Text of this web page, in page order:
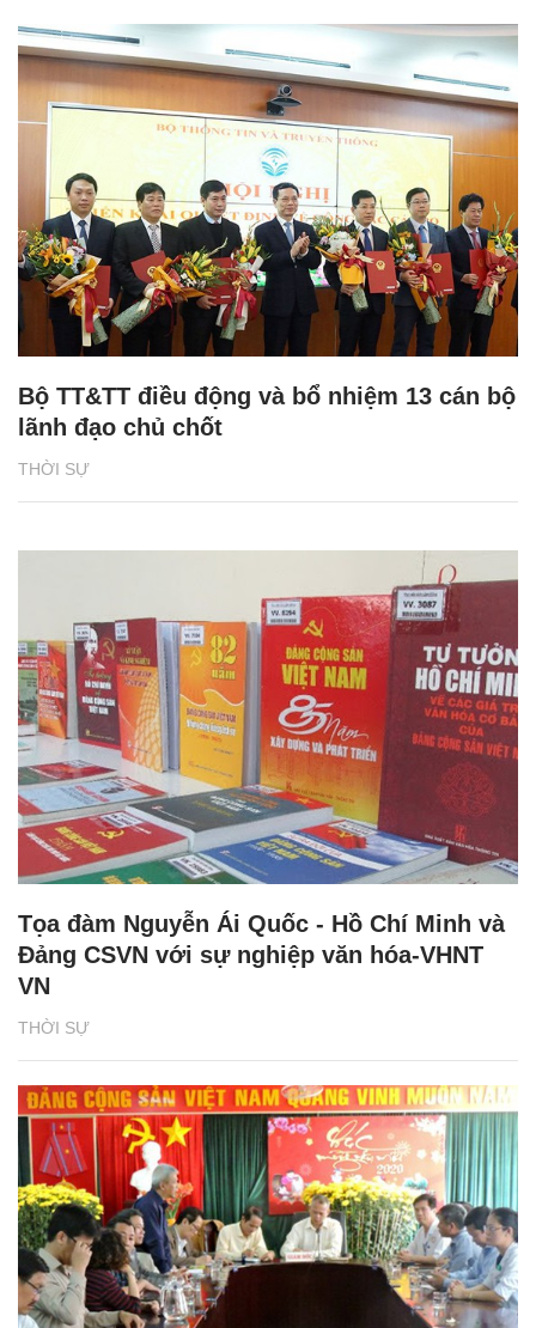
THỜI SỰ
Bộ TT&TT điều động và bổ nhiệm 13 cán bộ
lãnh đạo chủ chốt
THỜI SỰ
Tọa đàm Nguyễn Ái Quốc - Hồ Chí Minh và
Đảng CSVN với sự nghiệp văn hóa-VHNT
VN